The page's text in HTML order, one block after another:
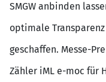
SMGW anbinden
optimale
geschaffen. Messe-
Zähler iML e-moc für